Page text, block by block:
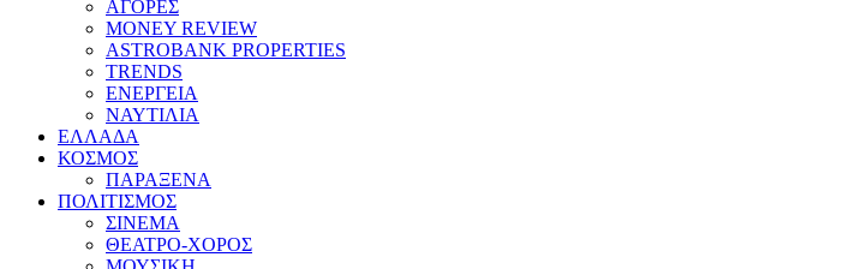
ΑΓΟΡΕΣ
MONEY REVIEW
ASTROBANK PROPERTIES
TRENDS
ΕΝΕΡΓΕΙΑ
ΝΑΥΤΙΛΙΑ
ΕΛΛΑΔΑ
ΚΟΣΜΟΣ
ΠΑΡΑΞΕΝΑ
ΠΟΛΙΤΙΣΜΟΣ
ΣΙΝΕΜΑ
ΘΕΑΤΡΟ-ΧΟΡΟΣ